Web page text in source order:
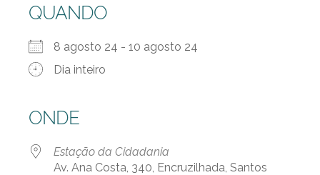
QUANDO
8 agosto 24 - 10 agosto 24
Dia inteiro
ONDE
Estação da Cidadania
Av. Ana Costa, 340, Encruzilhada, Santos